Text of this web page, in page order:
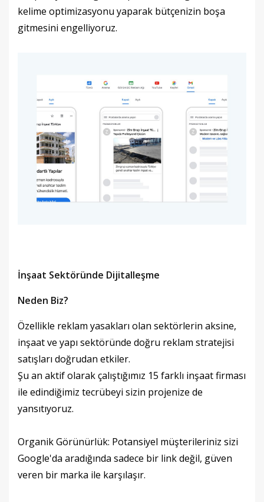
kelime optimizasyonu yaparak bütçenizin boşa
gitmesini engelliyoruz.
İnşaat Sektöründe Dijitalleşme
Neden Biz?
Özellikle reklam yasakları olan sektörlerin aksine,
inşaat ve yapı sektöründe doğru reklam stratejisi
satışları doğrudan etkiler.
Şu an aktif olarak çalıştığımız 15 farklı inşaat firması
ile edindiğimiz tecrübeyi sizin projenize de
yansıtıyoruz.
Organik Görünürlük: Potansiyel müşterileriniz sizi
Google'da aradığında sadece bir link değil, güven
veren bir marka ile karşılaşır.